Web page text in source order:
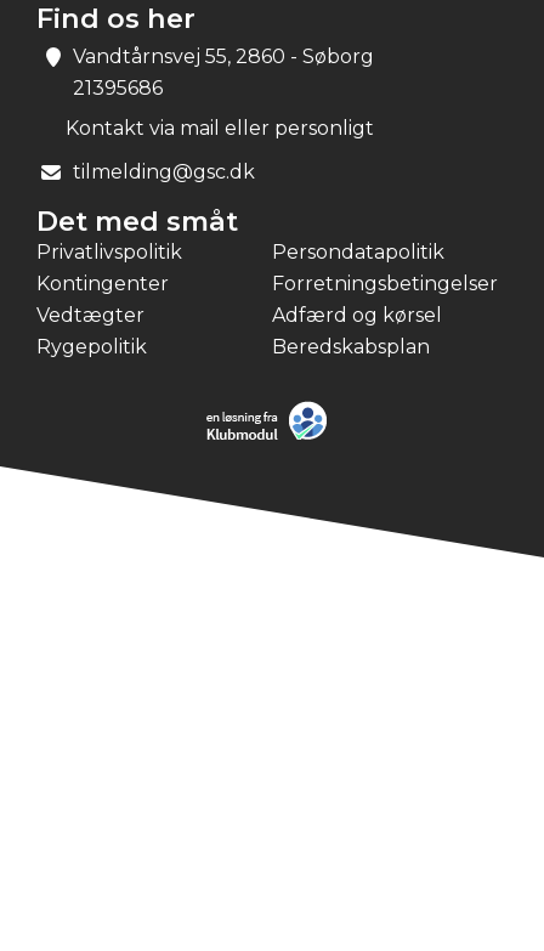
Find os her
Vandtårnsvej 55, 2860 - Søborg
21395686
Kontakt via mail eller personligt
tilmelding@gsc.dk
Det med småt
Privatlivspolitik
Persondatapolitik
Kontingenter
Forretningsbetingelser
Vedtægter
Adfærd og kørsel
Rygepolitik
Beredskabsplan